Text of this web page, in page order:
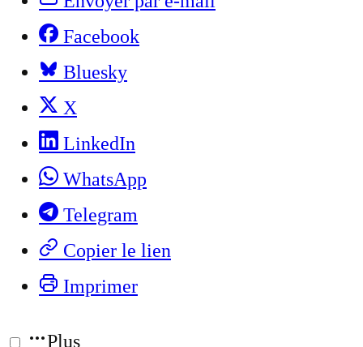
Facebook
Bluesky
X
LinkedIn
WhatsApp
Telegram
Copier le lien
Imprimer
Plus